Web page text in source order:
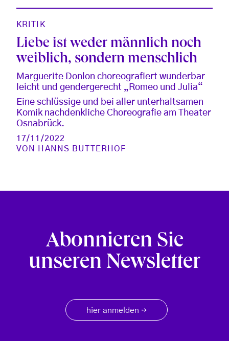
KRITIK
Liebe ist weder männlich noch
weiblich, sondern menschlich
Marguerite Donlon choreografiert wunderbar
leicht und gendergerecht „Romeo und Julia“
Eine schlüssige und bei aller unterhaltsamen
Komik nachdenkliche Choreografie am Theater
Osnabrück.
17/11/2022
VON
HANNS BUTTERHOF
Abonnieren Sie
unseren Newsletter
hier anmelden →